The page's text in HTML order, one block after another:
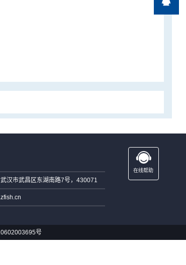
汉市武昌区东湖南路7号，430071
在线帮助
号